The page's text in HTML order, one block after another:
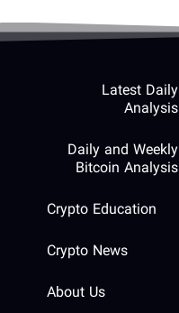
Latest Daily
Analysis
Daily and Weekly
Bitcoin Analysis
Crypto Education
Crypto News
About Us